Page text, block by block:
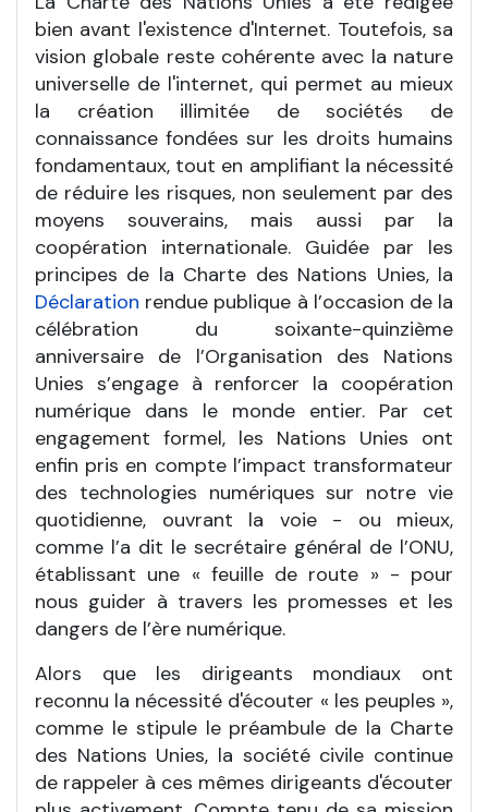
bien avant l'existence d'Internet. Toutefois, sa
vision globale reste cohérente avec la nature
universelle de l'internet, qui permet au mieux
la création illimitée de sociétés de
connaissance fondées sur les droits humains
fondamentaux, tout en amplifiant la nécessité
de réduire les risques, non seulement par des
moyens souverains, mais aussi par la
coopération internationale. Guidée par les
principes de la Charte des Nations Unies, la
Déclaration rendue publique à l’occasion de la
célébration du soixante-quinzième
anniversaire de l’Organisation des Nations
Unies s’engage à renforcer la coopération
numérique dans le monde entier. Par cet
engagement formel, les Nations Unies ont
enfin pris en compte l’impact transformateur
des technologies numériques sur notre vie
quotidienne, ouvrant la voie - ou mieux,
comme l’a dit le secrétaire général de l’ONU,
établissant une « feuille de route » - pour
nous guider à travers les promesses et les
dangers de l’ère numérique.
Alors que les dirigeants mondiaux ont
reconnu la nécessité d'écouter « les peuples »,
comme le stipule le préambule de la Charte
des Nations Unies, la société civile continue
de rappeler à ces mêmes dirigeants d'écouter